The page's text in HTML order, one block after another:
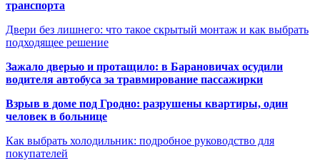
транспорта
Двери без лишнего: что такое скрытый монтаж и как выбрать
подходящее решение
Зажало дверью и протащило: в Барановичах осудили
водителя автобуса за травмирование пассажирки
Взрыв в доме под Гродно: разрушены квартиры, один
человек в больнице
Как выбрать холодильник: подробное руководство для
покупателей